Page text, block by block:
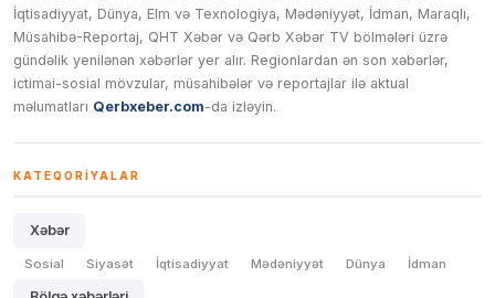
İqtisadiyyat, Dünya, Elm və Texnologiya, Mədəniyyət, İdman, Maraqlı,
Müsahibə-Reportaj, QHT Xəbər və Qərb Xəbər TV bölmələri üzrə
gündəlik yenilənən xəbərlər yer alır. Regionlardan ən son xəbərlər,
ictimai-sosial mövzular, müsahibələr və reportajlar ilə aktual
məlumatları Qerbxeber.com-da izləyin.
KATEQORIYALAR
Xəbər
Sosial Siyasət İqtisadiyyat Mədəniyyət Dünya İdman